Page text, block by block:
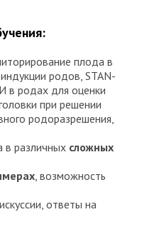
плода в
родов, STAN-
в родах для оценки
при решении
родоразрешения,
в различных сложных
, возможность
ответы на